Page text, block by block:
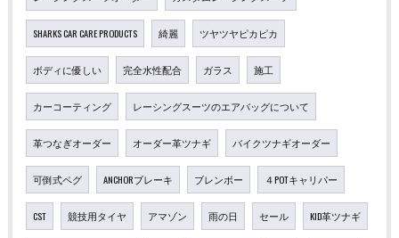
SHARKS CAR CARE PRODUCTS 綺麗 ツヤツヤピカピカ
ボディに優しい 完全水性配合 ガラス 施工
カーコーティング レーシングスーツのエアバッグについて
革つなぎオーダー オーダー革ツナギ バイクツナギオーダー
可倒式ペグ ANCHORブレーキ ブレンボー ４POTキャリパー
CST 競技用タイヤ アマゾン 雨の日 セール KID革ツナギ